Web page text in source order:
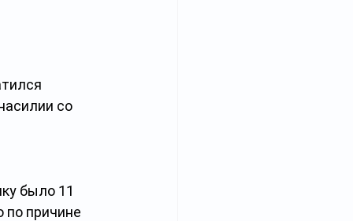
со
было 11
по причине